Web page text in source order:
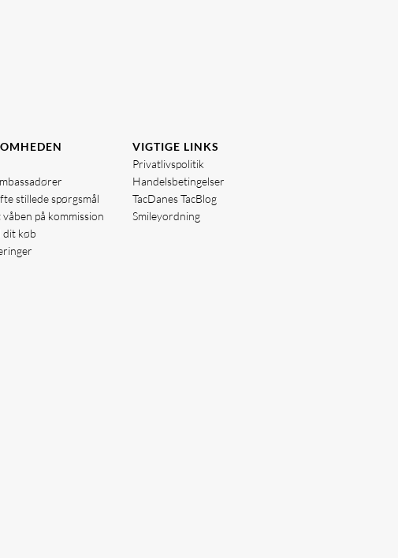
stillede spørgsmål
på kommission
dit køb
VIGTIGE LINKS
Privatlivspolitik
Handelsbetingelser
TacDanes TacBlog
Smileyordning